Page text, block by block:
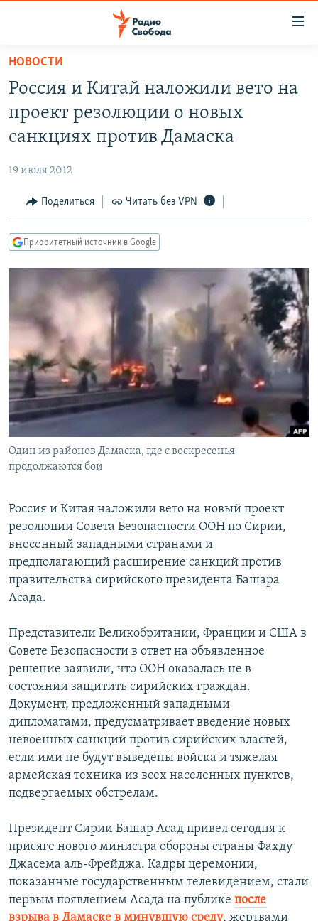
упрощенного
доступа
основному
Вернутся
Вернутся
АВТОРСКИЕ ПРОЕКТЫ
МНЕНИЯ
КУЛЬТУРА
КАВКАЗ.РЕАЛИИ
СИБИРЬ.РЕАЛИИ
РАСПИСАНИЕ ВЕЩАНИЯ
ПОДПИШИТЕСЬ НА РАССЫЛКУ
СОЦИАЛЬНЫЕ СЕТИ
НОВОСТИ
Россия и Китай наложили вето на
проект резолюции о новых
санкциях против Дамаска
19 июля 2012
Поделиться Читать без VPN
Приоритетный источник в Google
Один из районов Дамаска, где с воскресенья
продолжаются бои
Россия и Китая наложили вето на новый проект
резолюции Совета Безопасности ООН по Сирии,
внесенный западными странами и
предполагающий расширение санкций против
правительства сирийского президента Башара
Асада.
Представители Великобритании, Франции и США в
Совете Безопасности в ответ на объявленное
решение заявили, что ООН оказалась не в
состоянии защитить сирийских граждан.
Документ, предложенный западными
дипломатами, предусматривает введение новых
невоенных санкций против сирийских властей,
если ими не будут выведены войска и тяжелая
армейская техника из всех населенных пунктов,
подвергаемых обстрелам.
Президент Сирии Башар Асад привел сегодня к
присяге нового министра обороны страны Фахду
Джасема аль-Фрейджа. Кадры церемонии,
показанные государственным телевидением, стали
первым появлением Асада на публике после
взрыва в Дамаске в минувшую среду, жертвами